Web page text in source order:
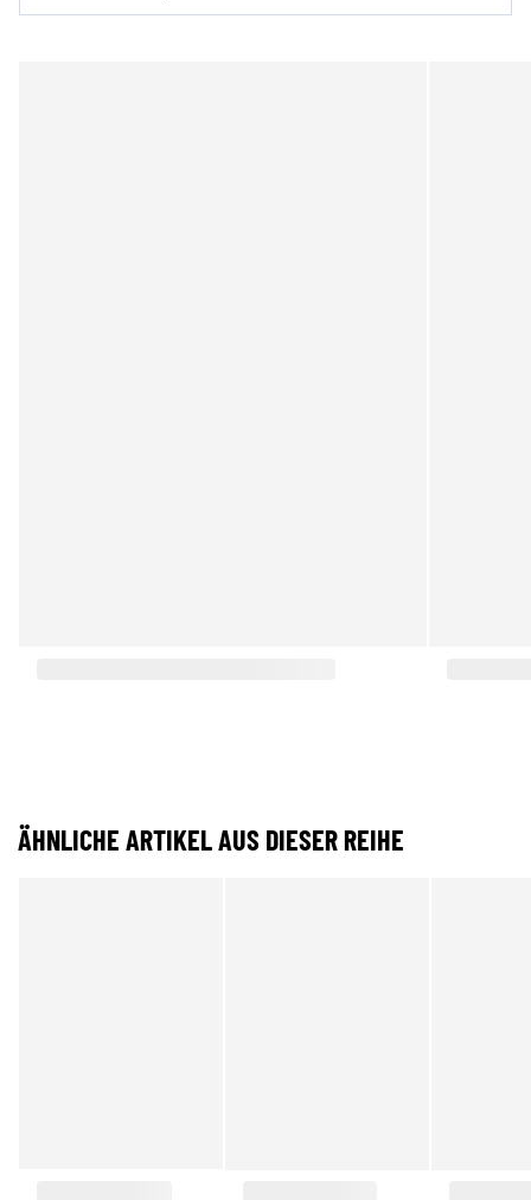
ÄHNLICHE ARTIKEL AUS DIESER REIHE